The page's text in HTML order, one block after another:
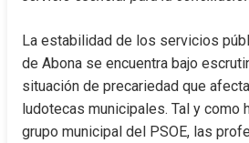
La estabilidad de los servicios
de Abona se encuentra bajo
situación de precariedad que
ludotecas municipales. Tal y como
grupo municipal del PSOE, las